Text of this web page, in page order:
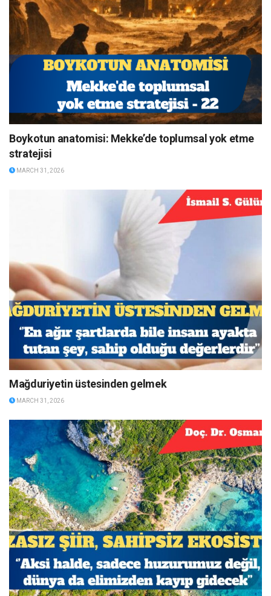
Boykotun anatomisi: Mekke’de toplumsal yok etme
stratejisi
MARCH 31, 2026
Mağduriyetin üstesinden gelmek
MARCH 31, 2026